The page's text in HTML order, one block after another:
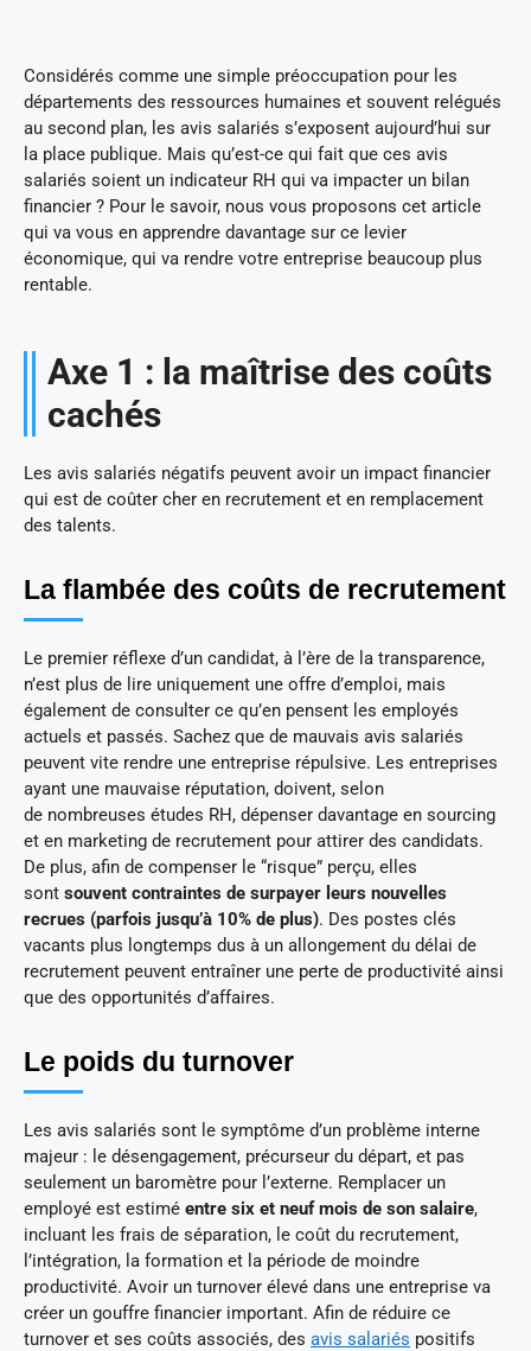
Considérés comme une simple préoccupation pour les
départements des ressources humaines et souvent relégués
au second plan, les avis salariés s’exposent aujourd’hui sur
la place publique. Mais qu’est-ce qui fait que ces avis
salariés soient un indicateur RH qui va impacter un bilan
financier ? Pour le savoir, nous vous proposons cet article
qui va vous en apprendre davantage sur ce levier
économique, qui va rendre votre entreprise beaucoup plus
rentable.
Axe 1 : la maîtrise des coûts
cachés
Les avis salariés négatifs peuvent avoir un impact financier
qui est de coûter cher en recrutement et en remplacement
des talents.
La flambée des coûts de recrutement
Le premier réflexe d’un candidat, à l’ère de la transparence,
n’est plus de lire uniquement une offre d’emploi, mais
également de consulter ce qu’en pensent les employés
actuels et passés. Sachez que de mauvais avis salariés
peuvent vite rendre une entreprise répulsive. Les entreprises
ayant une mauvaise réputation, doivent, selon
de nombreuses études RH, dépenser davantage en sourcing
et en marketing de recrutement pour attirer des candidats.
De plus, afin de compenser le “risque” perçu, elles
sont souvent contraintes de surpayer leurs nouvelles
recrues (parfois jusqu’à 10% de plus). Des postes clés
vacants plus longtemps dus à un allongement du délai de
recrutement peuvent entraîner une perte de productivité ainsi
que des opportunités d’affaires.
Le poids du turnover
Les avis salariés sont le symptôme d’un problème interne
majeur : le désengagement, précurseur du départ, et pas
seulement un baromètre pour l’externe. Remplacer un
employé est estimé entre six et neuf mois de son salaire,
incluant les frais de séparation, le coût du recrutement,
l’intégration, la formation et la période de moindre
productivité. Avoir un turnover élevé dans une entreprise va
créer un gouffre financier important. Afin de réduire ce
turnover et ses coûts associés, des avis salariés positifs